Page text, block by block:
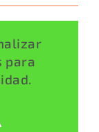
para